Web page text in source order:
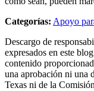
Categorías: Apoyo
Descargo de
expresados en este
contenido
una aprobación ni una
Texas ni de la